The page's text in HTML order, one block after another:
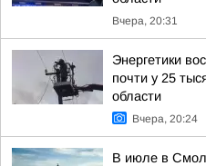
Вчера, 20:31
Энергетики
почти у 25
области
Вчера, 20:24
В июле в